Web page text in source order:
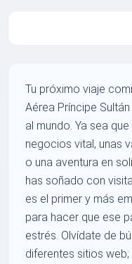
Tu próximo viaje
Aérea Príncipe
al mundo. Ya sea
negocios vital, unas
o una aventura en
has soñado con
es el primer y más
para hacer que ese
estrés. Olvídate de
diferentes sitios